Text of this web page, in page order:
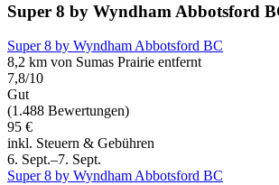
Super 8 by Wyndham Abbotsford
Super 8 by Wyndham Abbotsford BC
8,2 km von Sumas Prairie entfernt
7,8/10
Gut
(1.488 Bewertungen)
95 €
inkl. Steuern & Gebühren
6. Sept.–7. Sept.
Super 8 by Wyndham Abbotsford BC